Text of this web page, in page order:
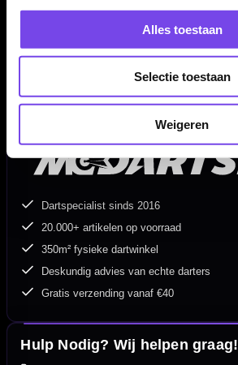
Alles toestaan
Selectie toestaan
Weigeren
24 gram 50,00 mm
25 gram 51,00 mm
Dartspecialist sinds 2016
20.000+ artikelen op voorraad
350m² fysieke dartwinkel
Deskundig advies van echte darters
Gratis verzending vanaf €40
Hulp Nodig? Wij helpen graag!